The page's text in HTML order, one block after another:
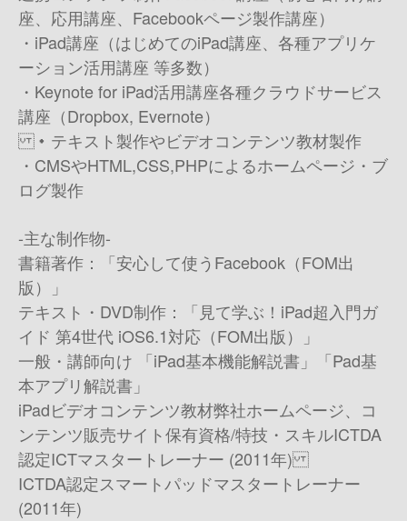
座、応用講座、Facebookページ製作講座）
・iPad講座（はじめてのiPad講座、各種アプリケ
ーション活用講座 等多数）
・Keynote for iPad活用講座 各種クラウドサービス
講座（Dropbox, Evernote）
・テキスト製作やビデオコンテンツ教材製作
・CMSやHTML,CSS,PHPによるホームページ・ブ
ログ製作
-主な制作物-
書籍著作：「安心して使うFacebook（FOM出
版）」
テキスト・DVD制作：「見て学ぶ！iPad超入門ガ
イド 第4世代 iOS6.1対応（FOM出版）」
一般・講師向け 「iPad基本機能解説書」「Pad基
本アプリ解説書」
iPadビデオコンテンツ教材 弊社ホームページ、コ
ンテンツ販売サイト 保有資格/特技・スキル ICTDA
認定ICTマスタートレーナー (2011年)
ICTDA認定スマートパッドマスタートレーナー
(2011年)